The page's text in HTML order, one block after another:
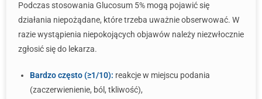
Podczas stosowania Glucosum 5% mogą pojawić się
działania niepożądane, które trzeba uważnie obserwować. W
razie wystąpienia niepokojących objawów należy niezwłocznie
zgłosić się do lekarza.
Bardzo często (≥1/10): reakcje w miejscu podania
(zaczerwienienie, ból, tkliwość),